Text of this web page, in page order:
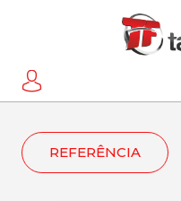
REFERÊNCIA